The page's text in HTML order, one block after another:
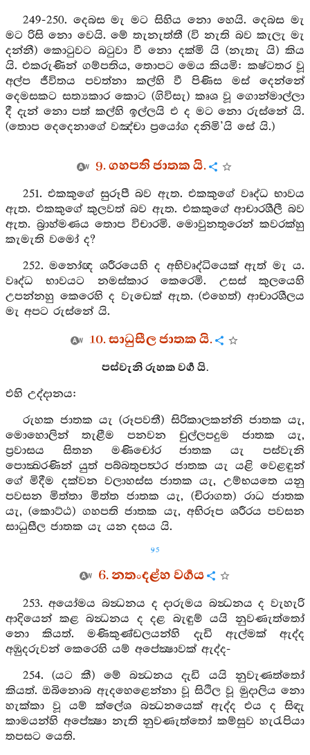
249-250. දෙබස මැ මට සිහිය නො හෙයි. දෙබස මැ
මට රිසි නො වෙයි. මේ තැනැත්තී (වි නැති බව කැලැ මැ
දන්නී) කොටුවට බටුවා වී නො දක්මි යි (නැතැ යි) කිය
යි. එකරුණින් ගම්පතිය, තොපට මෙය කියමි: කෂ්ටතර වූ
අල්ප ජීවිතය පවත්නා කල්හි වී පිණිස මස් දෙන්නේ
දෙමසකට සත්‍යකාර කොට (ගිවිසැ) කෘශ වූ ගොන්මාල්ලා
දී දැන් නො පත් කල්හි ඉල්ලයි එ ද මට නො රුස්නේ යි.
(තොප දෙදෙනාගේ වඤ්චා ප්‍රයෝග දනිමි’යි සේ යි.)
9. ගහපති ජාතක යි.
251. එකකුගේ සුරූපී බව ඇත. එකකුගේ වෘද්ධ භාවය
ඇත. එකකුගේ කුලවත් බව ඇත. එකකුගේ ආචාරශීලී බව
ඇත. බ්‍රාහ්මණය තොප විචාරමි. මොවුනතුරෙන් කවරක්හු
කැමැති වමෝ ද?
252. මනෝඥ ශරීරයෙහි ද අභිවෘද්ධියෙක් ඇත් මැ ය.
වෘද්ධ භාවයට නමස්කාර කෙරෙමි. උසස් කුලයෙහි
උපන්නහු කෙරෙහි ද වැඩෙක් ඇත. (එහෙත්) ආචාරශීලය
මැ අපට රුස්නේ යි.
10. සාධුසීල ජාතක යි.
පස්වැනි රුහක වර්‍ග යි.
එහි උද්දානය:
රුහක ජාතක යැ (රූපවතී) සිරිකාලකන්නි ජාතක යැ,
මොහොලින් තැළීම පනවන චුල්ලපදුම ජාතක යැ,
ප්‍රවාසය සිතන මණිචෝර ජාතක යැ පස්වැනි
පොක්‍ඛරණින් යුත් පබ්බතුපත්‍ථර ජාතක යැ යළි වෙළඳුන්
ගේ මිදීම දක්වන වලාහස්ස ජාතක යැ, උම්භයතෙ යනු
පවසන මිත්තා මිත්ත ජාතක යැ, (චිරාගත) රාධ ජාතක
යැ, (කොට්ඨ) ගහපති ජාතක යැ, අභිරූප ශරීරය පවසන
සාධුසීල ජාතක යැ යන දසය යි.
95
6. නතංදළ්හ වර්‍ගය
253. අයෝමය බන්‍ධනය ද දාරුමය බන්‍ධනය ද වැහැරි
ආදියෙන් කළ බන්‍ධනය ද දළ බැඳුම් යයි නුවණැත්තෝ
නො කියත්. මණිකුණ්ඩලයන්හි දැඩි ඇල්මක් ඇද්ද
අඹුදරුවන් කෙරෙහි යම් අපේක්‍ෂාවක් ඇද්ද-
254. (යට කී) මේ බන්‍ධනය දැඩි යයි නුවැණත්තෝ
කියත්. ඔබිනොබ ඇදහෙළෙන්නා වූ සිථිල වූ මුදාලිය නො
හැක්කා වූ යම් ක්ලේශ බන්‍ධනයෙක් ඇද්ද එය ද සිඳැ
කාමයන්හි අපේක්‍ෂා නැති නුවණැත්තෝ කම්සුව හැරැපියා
තපසට යෙති.